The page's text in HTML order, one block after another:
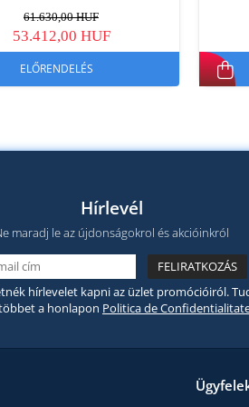
61.630,00 HUF
53.412,00 HUF
ELŐRENDELÉS
Hírlevél
maradj le az újdonságokrol és akcióinkról
hírlevelet kapni az üzlet promócióiról.
a honlapon Politica de